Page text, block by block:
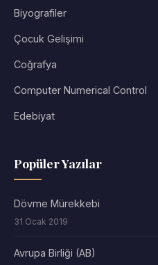
Biyografiler
Çocuk Gelişimi
Coğrafya
Computer Numerical Control
Edebiyat
Popüler Yazılar
Dövme Mürekkebi
31 Ocak 2019
Avrupa Birliği (AB)